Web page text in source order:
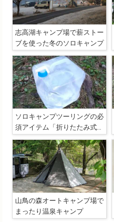
志高湖キャンプ場で薪ストー
ブを使った冬のソロキャンプ
ソロキャンプツーリングの必
須アイテム「折りたたみ式ウ
ォータータンク（10L）」
山鳥の森オートキャンプ場で
まったり温泉キャンプ